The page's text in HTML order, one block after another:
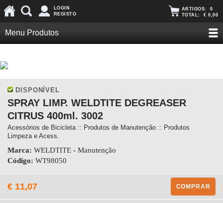
LOGIN
REGISTO
ARTIGOS: 0
TOTAL: € 0,00
Menu Produtos
DISPONÍVEL
SPRAY LIMP. WELDTITE DEGREASER
CITRUS 400ml. 3002
Acessórios de Bicicleta :: Produtos de Manutenção :: Produtos
Limpeza e Acess.
Marca: WELDTITE - Manutenção
Código: WT98050
€ 11,07 COMPRAR